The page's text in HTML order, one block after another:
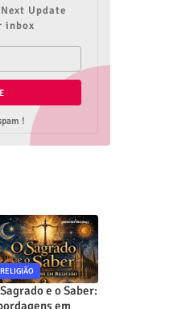
Update
inbox
!
RELIGIÃO
e o Saber:
em